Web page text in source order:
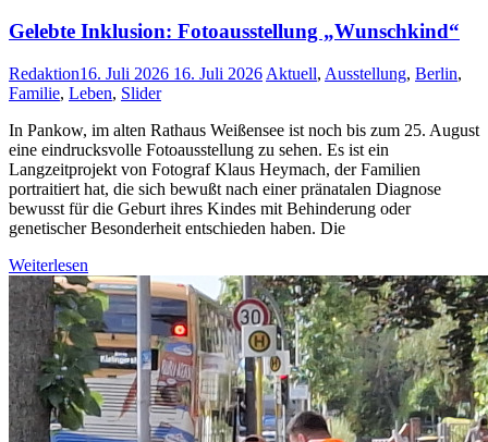
Gelebte Inklusion: Fotoausstellung „Wunschkind“
Redaktion16. Juli 2026 16. Juli 2026 Aktuell, Ausstellung, Berlin,
Familie, Leben, Slider
In Pankow, im alten Rathaus Weißensee ist noch bis zum 25. August
eine eindrucksvolle Fotoausstellung zu sehen. Es ist ein
Langzeitprojekt von Fotograf Klaus Heymach, der Familien
portraitiert hat, die sich bewußt nach einer pränatalen Diagnose
bewusst für die Geburt ihres Kindes mit Behinderung oder
genetischer Besonderheit entschieden haben. Die
Weiterlesen